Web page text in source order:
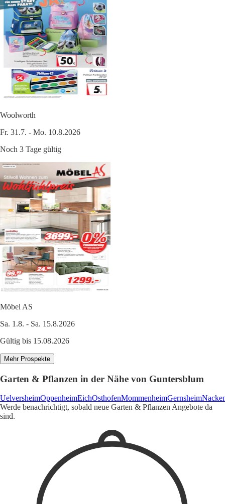
Woolworth
Fr. 31.7. - Mo. 10.8.2026
Noch 3 Tage gültig
Möbel AS
Sa. 1.8. - Sa. 15.8.2026
Gültig bis 15.08.2026
Mehr Prospekte
Garten & Pflanzen in der Nähe von Guntersblum
UelversheimOppenheimEichOsthofenMommenheimGernsheim
Werde benachrichtigt, sobald neue Garten & Pflanzen Angebote da
sind.